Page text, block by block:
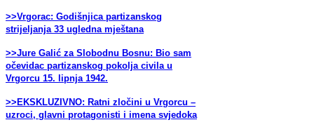
>>Vrgorac: Godišnjica partizanskog
strijeljanja 33 ugledna mještana
>>Jure Galić za Slobodnu Bosnu: Bio sam
očevidac partizanskog pokolja civila u
Vrgorcu 15. lipnja 1942.
>>EKSKLUZIVNO: Ratni zločini u Vrgorcu –
uzroci, glavni protagonisti i imena svjedoka